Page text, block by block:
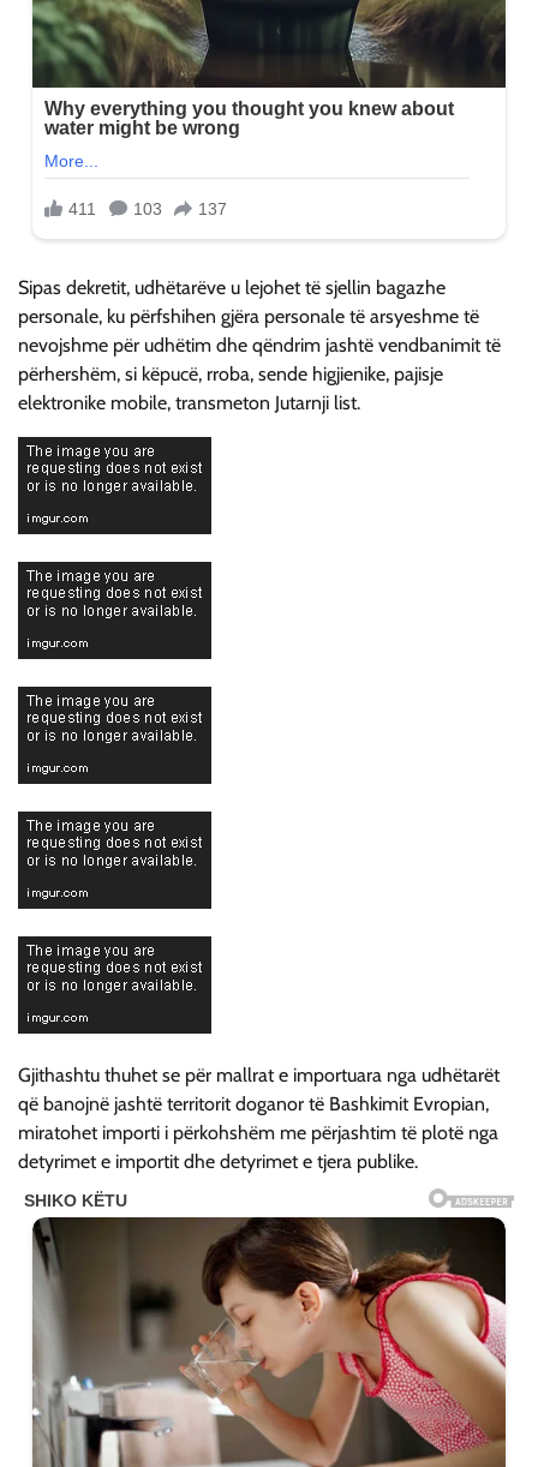
Sipas dekretit, udhëtarëve u lejohet të sjellin bagazhe
personale, ku përfshihen gjëra personale të arsyeshme të
nevojshme për udhëtim dhe qëndrim jashtë vendbanimit të
përhershëm, si këpucë, rroba, sende higjienike, pajisje
elektronike mobile, transmeton Jutarnji list.
Gjithashtu thuhet se për mallrat e importuara nga udhëtarët
që banojnë jashtë territorit doganor të Bashkimit Evropian,
miratohet importi i përkohshëm me përjashtim të plotë nga
detyrimet e importit dhe detyrimet e tjera publike.